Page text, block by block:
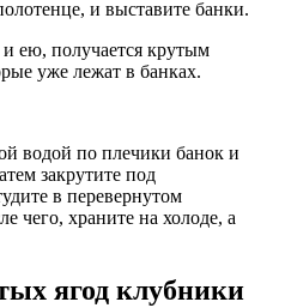
и выставите банки.
ею, получается крутым
уже лежат в банках.
водой по плечики банок и
закрутите под
в перевернутом
чего, храните на холоде, а
ягод клубники